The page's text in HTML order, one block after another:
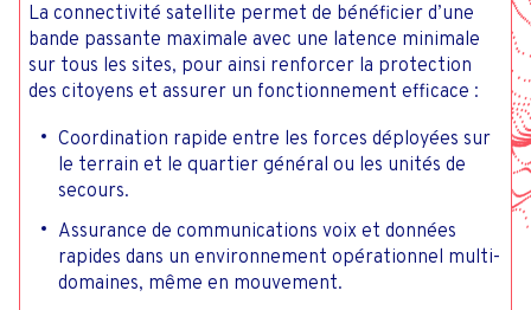
La connectivité satellite permet de bénéficier d’une
bande passante maximale avec une latence minimale
sur tous les sites, pour ainsi renforcer la protection
des citoyens et assurer un fonctionnement efficace :
Coordination rapide entre les forces déployées sur
le terrain et le quartier général ou les unités de
secours.
Assurance de communications voix et données
rapides dans un environnement opérationnel multi-
domaines, même en mouvement.